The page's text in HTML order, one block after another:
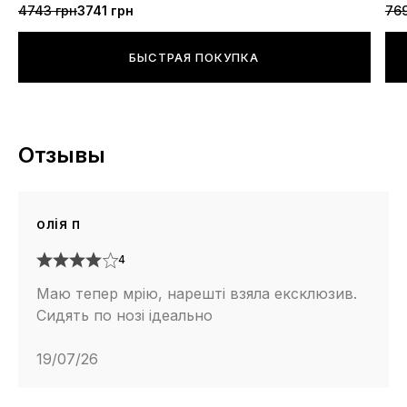
4743 грн3741 грн
БЫСТРАЯ ПОКУПКА
Отзывы
олія п
4
Маю тепер мрію, нарешті взяла ексклюзив.
Сидять по нозі ідеально
19/07/26